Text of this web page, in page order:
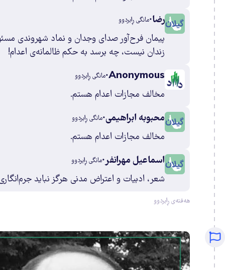
5
5
7
1
2
4
3
12
رضا مانگی ڕابردوو
پیمان فرح‌آور صدای وجدان و نماد شهروندی
زندان نیست، چه برسد به حکم ظالمانه‌ی اعدام!
Anonymous مانگی ڕابردوو
مخالف مجازات اعدام هستم.
محبوبه ابراهیمی مانگی ڕابردوو
مخالف مجازات اعدام هستم.
اسماعیل مهرانفر مانگی ڕابردوو
شعر، ادبیات و اعتراض مدنی هرگز نباید
هەفتەی ڕابردوو